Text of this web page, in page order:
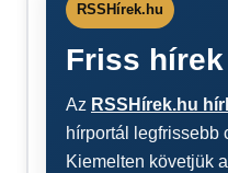
RSSHírek.hu
Friss
Az RSSHírek.hu
hírportál legfrissebb
Kiemelten követjük